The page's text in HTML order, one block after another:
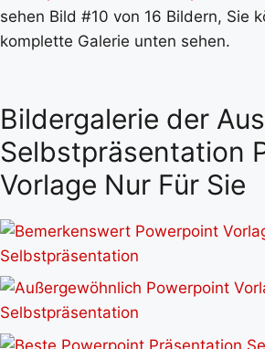
sehen Bild #10 von 16 Bildern, Sie
komplette Galerie unten sehen.
Bildergalerie der
Selbstpräsentation
Vorlage Nur Für Sie